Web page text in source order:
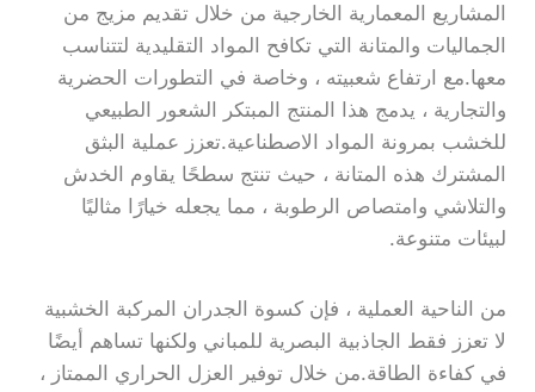
المشاريع المعمارية الخارجية من خلال تقديم مزيج من
الجماليات والمتانة التي تكافح المواد التقليدية لتتناسب
معها.مع ارتفاع شعبيته ، وخاصة في التطورات الحضرية
والتجارية ، يدمج هذا المنتج المبتكر الشعور الطبيعي
للخشب بمرونة المواد الاصطناعية.تعزز عملية البثق
المشترك هذه المتانة ، حيث تنتج سطحًا يقاوم الخدش
والتلاشي وامتصاص الرطوبة ، مما يجعله خيارًا مثاليًا
لبيئات متنوعة.
من الناحية العملية ، فإن كسوة الجدران المركبة الخشبية
لا تعزز فقط الجاذبية البصرية للمباني ولكنها تساهم أيضًا
في كفاءة الطاقة.من خلال توفير العزل الحراري الممتاز ،